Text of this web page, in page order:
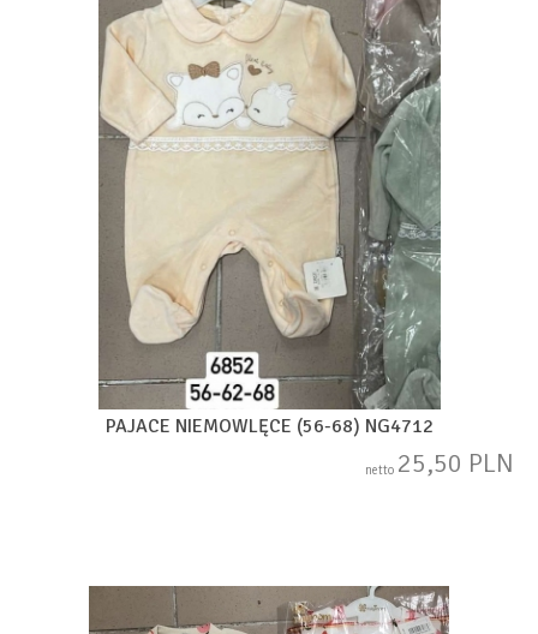
PAJACE NIEMOWLĘCE (56-68) NG4712
netto 25,50 PLN